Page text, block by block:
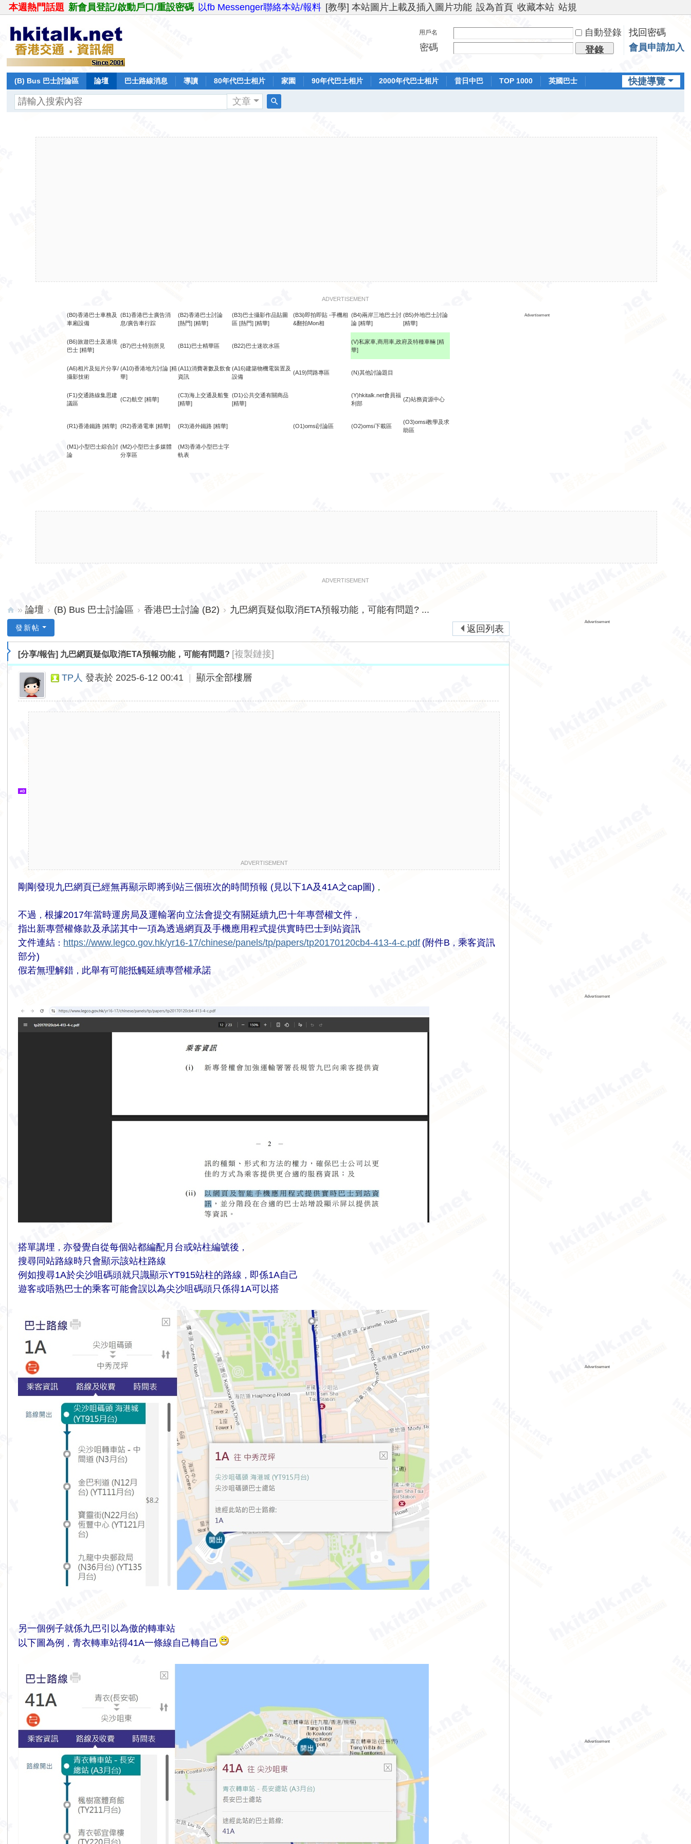
本週熱門話題 新會員登記/啟動戶口/重設密碼 以fb Messenger聯絡本站/報料 [教學] 本站圖片上載及插入圖片功能 設為首頁 收藏本站 站規
用戶名 自動登錄
找回密碼
密碼
登錄 會員申請加入
快捷導覽
(B) Bus 巴士討論區 論壇 巴士路線消息 導讀 80年代巴士相片 家園 90年代巴士相片 2000年代巴士相片 昔日中巴 TOP 1000
英國巴士
文章
ADVERTISEMENT
(B0)香港巴士車務及
車廂設備
(B1)香港巴士廣告消
息/廣告車行踪
(B2)香港巴士討論
[熱門] [精華]
(B3)巴士攝影作品貼圖
區 [熱門] [精華]
(B3i)即拍即貼 -手機相
&翻拍Mon相
(B4)兩岸三地巴士討
論 [精華]
(B5)外地巴士討論
[精華]
Advertisement
(B6)旅遊巴士及過境
巴士 [精華]
(B7)巴士特別所見 (B11)巴士精華區 (B22)巴士迷吹水區
(V)私家車,商用車,政府及特種車輛 [精
華]
(A6)相片及短片分享/
攝影技術
(A10)香港地方討論 [精
華]
(A11)消費著數及飲食
資訊
(A16)建築物機電裝置及
設備
(A19)問路專區 (N)其他討論題目
(F1)交通路線集思建
議區
(C2)航空 [精華]
(C3)海上交通及船隻
[精華]
(D1)公共交通有關商品
[精華]
(Y)hkitalk.net會員福
利部
(Z)站務資源中心
(R1)香港鐵路 [精華] (R2)香港電車 [精華] (R3)港外鐵路 [精華] (O1)omsi討論區 (O2)omsi下載區
(O3)omsi教學及求
助區
(M1)小型巴士綜合討
論
(M2)小型巴士多媒體
分享區
(M3)香港小型巴士字
軌表
ADVERTISEMENT
lk.
» 論壇 › (B) Bus 巴士討論區 › 香港巴士討論 (B2) › 九巴網頁疑似取消ETA預報功能，可能有問題? ...
返回列表
發新帖
[分享/報告] 九巴網頁疑似取消ETA預報功能，可能有問題? [複製鏈接]
TP人 發表於 2025-6-12 00:41 顯示全部樓層
ADVERTISEMENT
剛剛發現九巴網頁已經無再顯示即將到站三個班次的時間預報 (見以下1A及41A之cap圖) ，
不過 ，根據2017年當時運房局及運輸署向立法會提交有關延續九巴十年專營權文件 ，
指出新專營權條款及承諾其中一項為透過網頁及手機應用程式提供實時巴士到站資訊
文件連結 ： https://www.legco.gov.hk/yr16-17/chinese/panels/tp/papers/tp20170120cb4-413-4-c.pdf (附件B ，乘客資訊
部分)
假若無理解錯 ， 此舉有可能抵觸延續專營權承諾
搭單講埋 ，亦發覺自從每個站都編配月台或站柱編號後 ，
搜尋同站路線時只會顯示該站柱路線
例如搜尋1A於尖沙咀碼頭就只識顯示YT915站柱的路線 ， 即係1A自己
遊客或唔熟巴士的乘客可能會誤以為尖沙咀碼頭只係得1A可以搭
另一個例子就係九巴引以為傲的轉車站
以下圖為例
，青衣轉車站得41A一條線自己轉自己
Advertisement
Advertisement
Advertisement
Advertisement